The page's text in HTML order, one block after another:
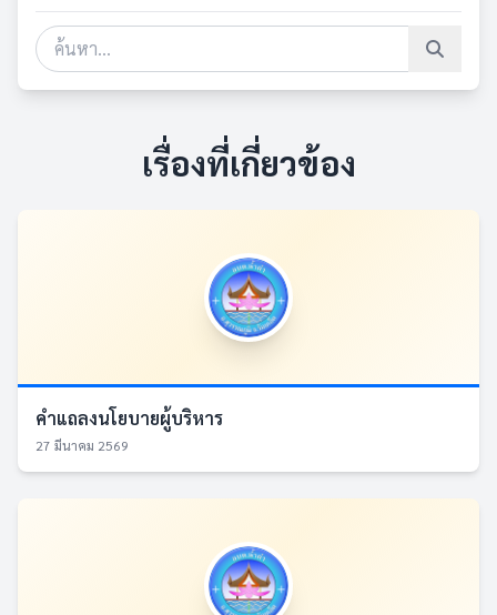
เรื่องที่เกี่ยวข้อง
คำแถลงนโยบายผู้บริหาร
27 มีนาคม 2569